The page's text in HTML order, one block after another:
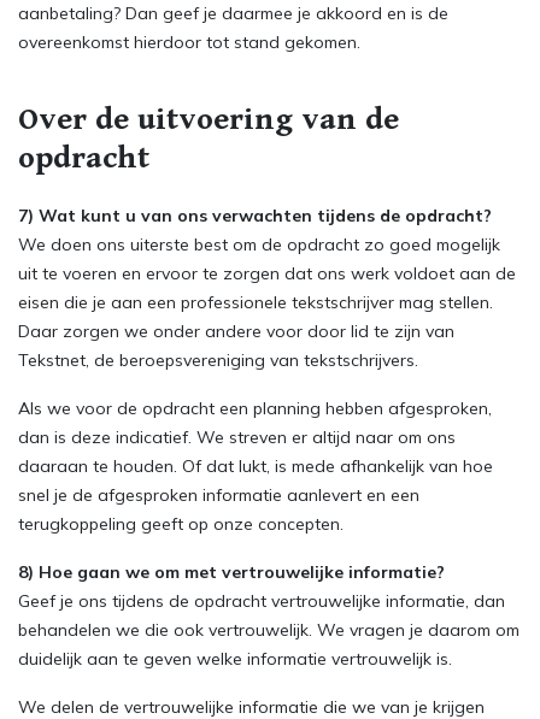
aanbetaling? Dan geef je daarmee je akkoord en is de
overeenkomst hierdoor tot stand gekomen.
Over de uitvoering van de
opdracht
7) Wat kunt u van ons verwachten tijdens de opdracht?
We doen ons uiterste best om de opdracht zo goed mogelijk
uit te voeren en ervoor te zorgen dat ons werk voldoet aan de
eisen die je aan een professionele tekstschrijver mag stellen.
Daar zorgen we onder andere voor door lid te zijn van
Tekstnet, de beroepsvereniging van tekstschrijvers.
Als we voor de opdracht een planning hebben afgesproken,
dan is deze indicatief. We streven er altijd naar om ons
daaraan te houden. Of dat lukt, is mede afhankelijk van hoe
snel je de afgesproken informatie aanlevert en een
terugkoppeling geeft op onze concepten.
8) Hoe gaan we om met vertrouwelijke informatie?
Geef je ons tijdens de opdracht vertrouwelijke informatie, dan
behandelen we die ook vertrouwelijk. We vragen je daarom om
duidelijk aan te geven welke informatie vertrouwelijk is.
We delen de vertrouwelijke informatie die we van je krijgen